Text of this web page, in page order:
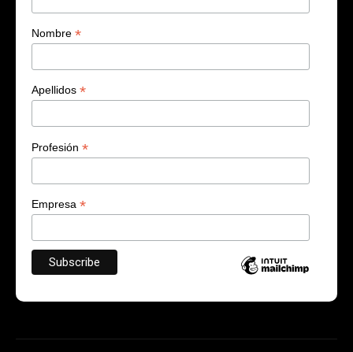
Nombre *
Apellidos *
Profesión *
Empresa *